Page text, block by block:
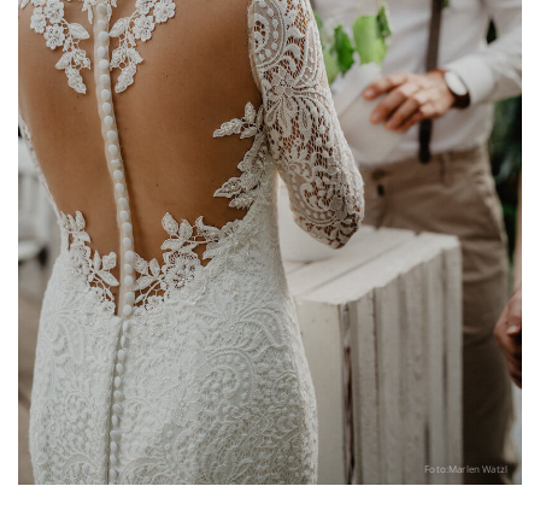
Foto:Marlen Watzl